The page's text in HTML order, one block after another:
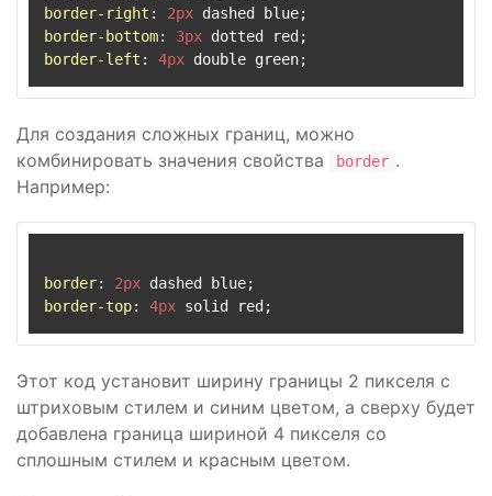
border-right : 2px
border-bottom: 3px
border-left : 4px
Для создания сложных границ, можно
комбинировать значения свойства
border .
Например:
border: 2px
border-top: 4px
Этот код установит ширину границы 2 пикселя с
штриховым стилем и синим цветом, а сверху будет
добавлена граница шириной 4 пикселя со
сплошным стилем и красным цветом.